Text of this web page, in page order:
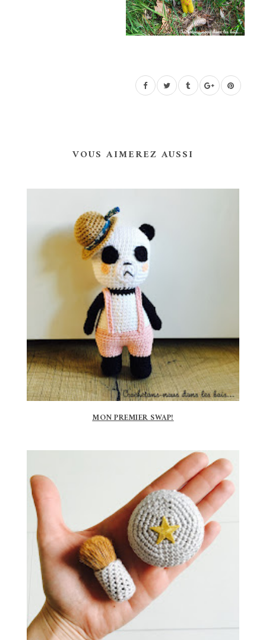
VOUS AIMEREZ AUSSI
MON PREMIER SWAP!